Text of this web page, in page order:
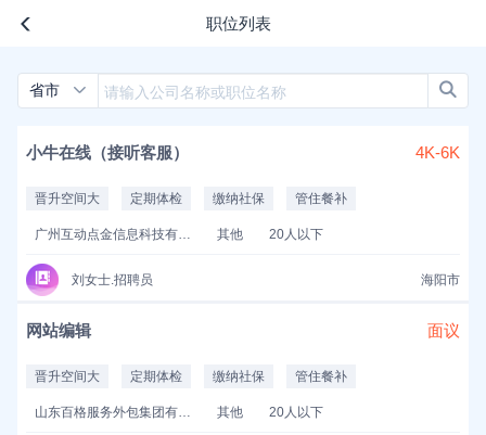
职位列表
省市
小牛在线（接听客服） 4K-6K
晋升空间大 定期体检 缴纳社保 管住餐补
广州互动点金信息科技有限公司 其他 20人以下
刘女士.招聘员 海阳市
网站编辑 面议
晋升空间大 定期体检 缴纳社保 管住餐补
山东百格服务外包集团有限公司 其他 20人以下